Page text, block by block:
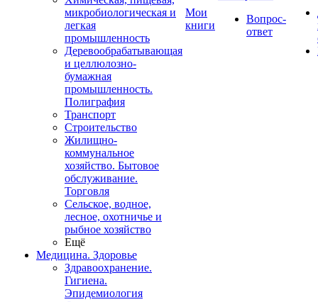
микробиологическая и
легкая
промышленность
Деревообрабатывающая
и целлюлозно-
бумажная
промышленность.
Полиграфия
Транспорт
Строительство
Жилищно-
коммунальное
хозяйство. Бытовое
обслуживание.
Торговля
Сельское, водное,
лесное, охотничье и
рыбное хозяйство
Ещё
Медицина. Здоровье
Здравоохранение.
Гигиена.
Эпидемиология
Мои
книги
Вопрос-
ответ